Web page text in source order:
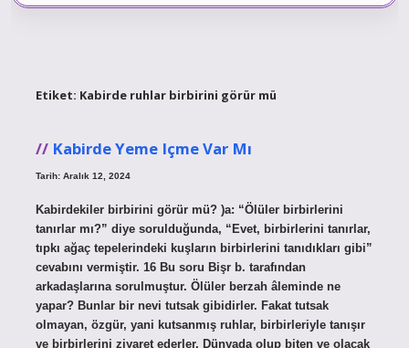
Etiket: Kabirde ruhlar birbirini görür mü
Kabirde Yeme Içme Var Mı
Tarih: Aralık 12, 2024
Kabirdekiler birbirini görür mü? )a: “Ölüler birbirlerini
tanırlar mı?” diye sorulduğunda, “Evet, birbirlerini tanırlar,
tıpkı ağaç tepelerindeki kuşların birbirlerini tanıdıkları gibi”
cevabını vermiştir. 16 Bu soru Bişr b. tarafından
arkadaşlarına sorulmuştur. Ölüler berzah âleminde ne
yapar? Bunlar bir nevi tutsak gibidirler. Fakat tutsak
olmayan, özgür, yani kutsanmış ruhlar, birbirleriyle tanışır
ve birbirlerini ziyaret ederler. Dünyada olup biten ve olacak